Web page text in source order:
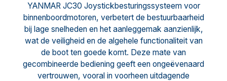
YANMAR JC30 Joystickbesturingssysteem voor
binnenboordmotoren, verbetert de bestuurbaarheid
bij lage snelheden en het aanleggemak aanzienlijk,
wat de veiligheid en de algehele functionaliteit van
de boot ten goede komt. Deze mate van
gecombineerde bediening geeft een ongeëvenaard
vertrouwen, vooral in voorheen uitdagende